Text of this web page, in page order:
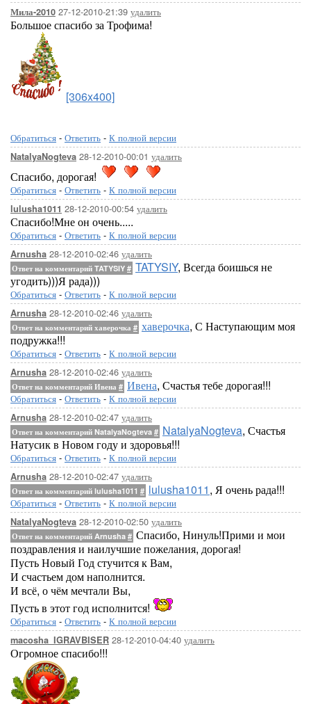
Мила-2010 27-12-2010-21:39 удалить
Большое спасибо за Трофима!
[306x400]
Обратиться - Ответить - К полной версии
NatalyaNogteva 28-12-2010-00:01 удалить
Спасибо, дорогая!
Обратиться - Ответить - К полной версии
lulusha1011 28-12-2010-00:54 удалить
Спасибо!Мне он очень.....
Обратиться - Ответить - К полной версии
Arnusha 28-12-2010-02:46 удалить
Ответ на комментарий TATYSIY # TATYSIY, Всегда боишься не
угодить)))Я рада)))
Обратиться - Ответить - К полной версии
Arnusha 28-12-2010-02:46 удалить
Ответ на комментарий хаверочка # хаверочка, С Наступающим моя
подружка!!!
Обратиться - Ответить - К полной версии
Arnusha 28-12-2010-02:46 удалить
Ответ на комментарий Ивена # Ивена, Счастья тебе дорогая!!!
Обратиться - Ответить - К полной версии
Arnusha 28-12-2010-02:47 удалить
Ответ на комментарий NatalyaNogteva # NatalyaNogteva, Счастья
Натусик в Новом году и здоровья!!!
Обратиться - Ответить - К полной версии
Arnusha 28-12-2010-02:47 удалить
Ответ на комментарий lulusha1011 # lulusha1011, Я очень рада!!!
Обратиться - Ответить - К полной версии
NatalyaNogteva 28-12-2010-02:50 удалить
Ответ на комментарий Arnusha # Спасибо, Нинуль!Прими и мои
поздравления и наилучшие пожелания, дорогая!
Пусть Новый Год стучится к Вам,
И счастьем дом наполнится.
И всё, о чём мечтали Вы,
Пусть в этот год исполнится!
Обратиться - Ответить - К полной версии
macosha_IGRAVBISER 28-12-2010-04:40 удалить
Огромное спасибо!!!